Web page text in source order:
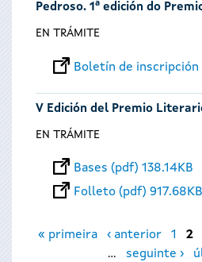
Pedroso. 1ª edición do
EN TRÁMITE
Boletín de inscripción
V Edición del Premio
EN TRÁMITE
Bases (pdf) 138.14KB
Folleto (pdf) 917.68KB
Páginas
« primeira ‹ anterior 1 2
…
seguinte ›